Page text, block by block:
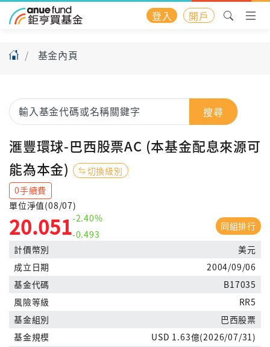
登入 開戶
基金內頁
搜尋
滙豐環球-巴西股票AC (本基金配息來源可
能為本金)
切換級別
0手續費
單位淨值(08/07)
20.051-2.40%
-0.493
同組排行
計價幣別
美元
成立日期
2004/09/06
基金代碼
B17035
風險等級
RR5
基金組別
巴西股票
基金規模
USD 1.63億(2026/07/31)